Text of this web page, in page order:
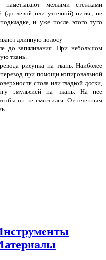
мелкими стежками
левой или уточной) нитке, не
и уже после этого туго
длинную полосу
до запяливания. При небольшом
ткань.
рисунка на ткань. Наиболее
при помощи копировальной
стола или гладкой доски,
эмульсией на ткань. На нее
он не сместился. Отточенным